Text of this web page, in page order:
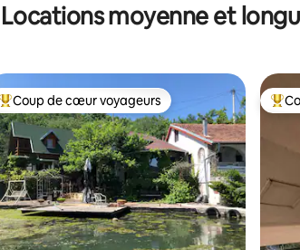
Locations moyenne et
Coups de cœur voyageurs les plus appréciés
Coup de cœur voyageurs